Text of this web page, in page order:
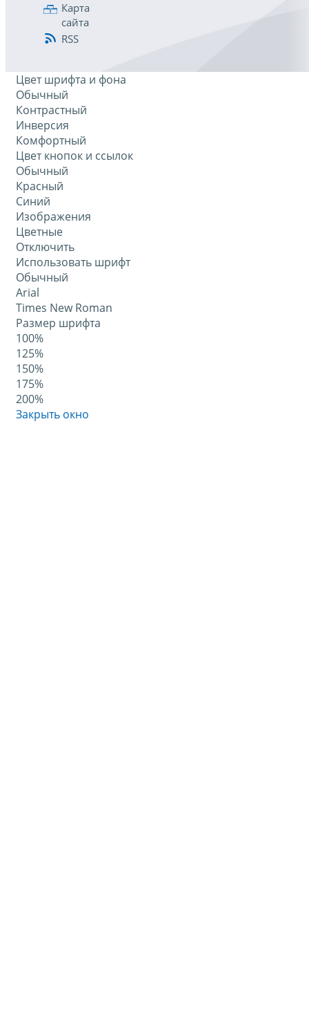
Карта
сайта
RSS
Цвет шрифта и фона
Обычный
Контрастный
Инверсия
Комфортный
Цвет кнопок и ссылок
Обычный
Красный
Синий
Изображения
Цветные
Отключить
Использовать шрифт
Обычный
Arial
Times New Roman
Размер шрифта
100%
125%
150%
175%
200%
Закрыть окно